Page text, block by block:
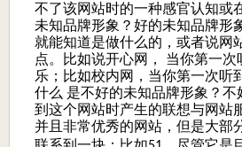
不了该网站时的一种感官认知或
未知品牌形象？好的未知品牌形
就能知道是做什么的，或者说网
点。比如说开心网， 当你第一
乐；比如校内网，当你第一次听
什么 是不好的未知品牌形象？
到这个网站时产生的联想与网站
并且非常优秀的网站，但是大部